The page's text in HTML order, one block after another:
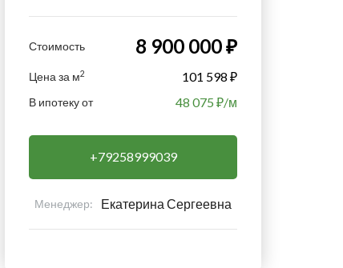
Стоимость 8 900 000 ₽
Цена за м2 101 598 ₽
В ипотеку от 48 075 ₽/м
+79258999039
Менеджер: Екатерина Сергеевна